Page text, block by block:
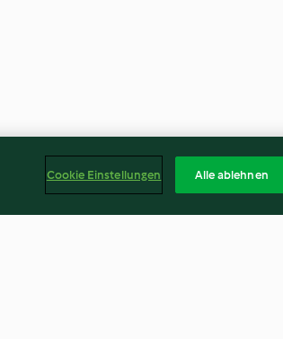
Cookie Einstellungen Alle ablehnen